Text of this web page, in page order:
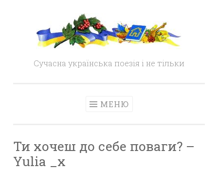
content
Сучасна українська поезія і не тільки
МЕНЮ
Ти хочеш до себе поваги? –
Yulia _x